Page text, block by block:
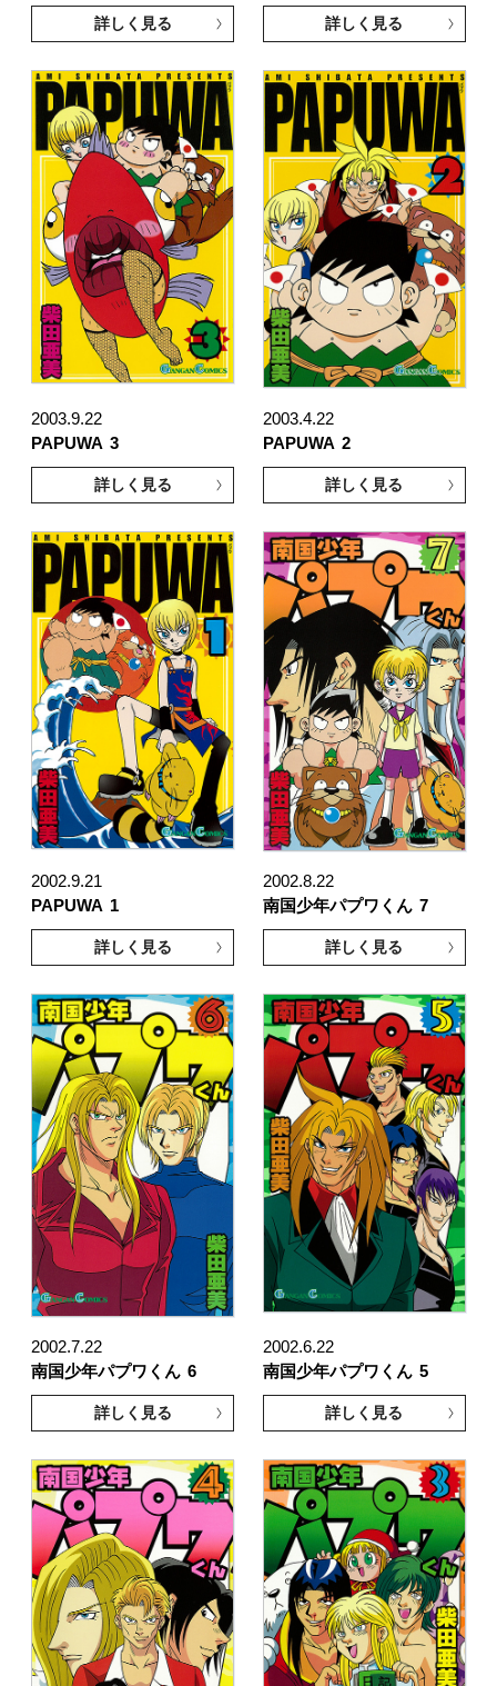
詳しく見る 詳しく見る
2003.9.22
PAPUWA 3
詳しく見る
2003.4.22
PAPUWA 2
詳しく見る
2002.9.21
PAPUWA 1
詳しく見る
2002.8.22
南国少年パプワくん 7
詳しく見る
2002.7.22
南国少年パプワくん 6
詳しく見る
2002.6.22
南国少年パプワくん 5
詳しく見る